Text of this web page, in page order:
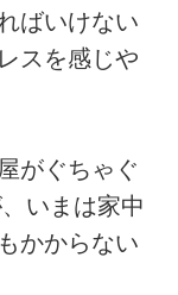
ばいけない
スを感じや
がぐちゃぐ
いまは家中
かからない